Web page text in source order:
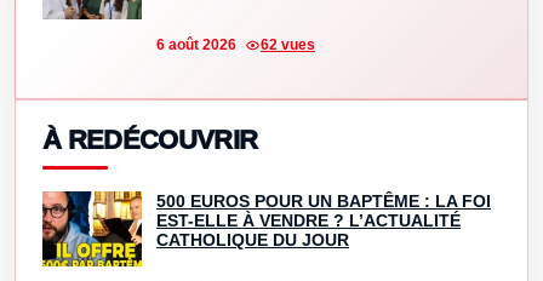
6 août 2026 62 vues
À REDÉCOUVRIR
500 EUROS POUR UN BAPTÊME : LA FOI
EST-ELLE À VENDRE ? L’ACTUALITÉ
CATHOLIQUE DU JOUR